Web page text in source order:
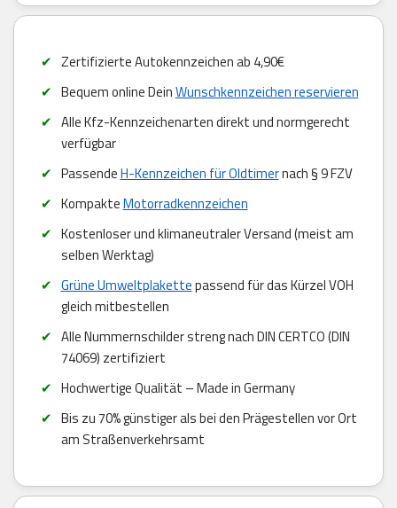
Zertifizierte Autokennzeichen ab 4,90€
Bequem online DeinWunschkennzeichen reservieren
Alle Kfz-Kennzeichenarten direkt und normgerecht
verfügbar
PassendeH-Kennzeichen für Oldtimernach § 9 FZV
KompakteMotorradkennzeichen
Kostenloser und klimaneutraler Versand (meist am
selben Werktag)
Grüne Umweltplakettepassend für das Kürzel VOH
gleich mitbestellen
Alle Nummernschilder streng nach DIN CERTCO (DIN
74069) zertifiziert
Hochwertige Qualität – Made in Germany
Bis zu 70% günstiger als bei den Prägestellen vor Ort
am Straßenverkehrsamt